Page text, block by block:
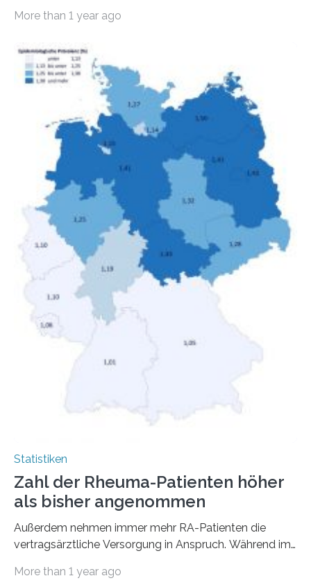
Bundesinstitut für Bevölkerungsforschung (BiB)
gesamten Einkommen zwischen 1990 und 2020 für
unterschiedliche Einkommensgruppen sowie für in
Deutschland geborene Menschen und Zugewanderte
verändert hat. Das Ergebnis: Während Personen mit
hohen Einkommen (oberstes Quintil der Verteilung der
Nettoäquivalenzeinkommen) nur einen moderaten
Anstieg des Mietanteils am Gesamteinkommen
hinnehmen mussten, nahm die Belastung bei
Menschen mit…
More than 1 year ago
Statistiken
Zahl der Rheuma-Patienten höher
als bisher angenommen
Außerdem nehmen immer mehr RA-Patienten die
vertragsärztliche Versorgung in Anspruch. Während im
More than 1 year ago